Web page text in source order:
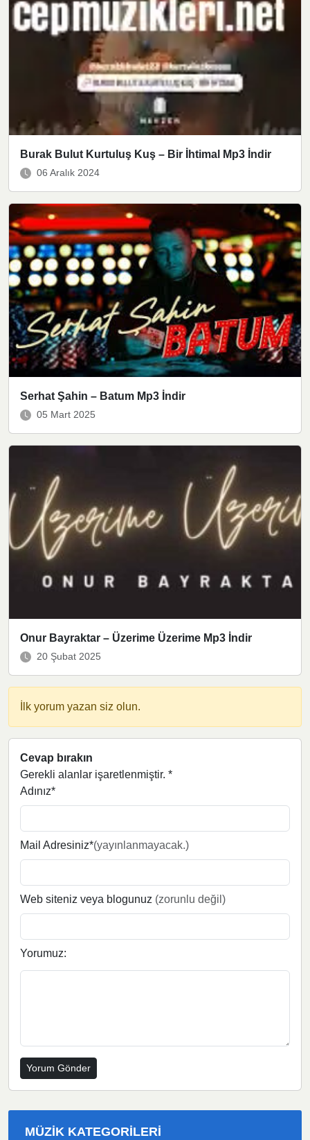
Burak Bulut Kurtuluş Kuş – Bir İhtimal Mp3 İndir
06 Aralık 2024
Serhat Şahin – Batum Mp3 İndir
05 Mart 2025
Onur Bayraktar – Üzerime Üzerime Mp3 İndir
20 Şubat 2025
İlk yorum yazan siz olun.
Cevap bırakın
Gerekli alanlar işaretlenmiştir. *
Adınız*
Mail Adresiniz*(yayınlanmayacak.)
Web siteniz veya blogunuz (zorunlu değil)
Yorumuz:
MÜZIK KATEGORILERI